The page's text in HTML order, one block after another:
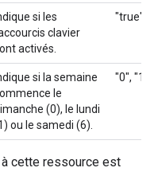
si les
clavier
activés.
"true",
si la semaine
le
(0), le lundi
ou le samedi (6).
"0", "1",
cette ressource est